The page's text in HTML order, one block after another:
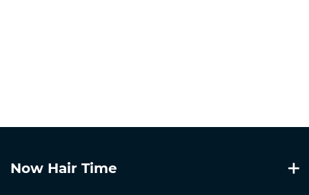
Now Hair Time